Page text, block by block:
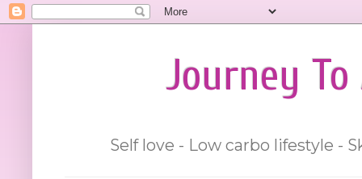
Journey
Self love - Low carbo lifestyle -